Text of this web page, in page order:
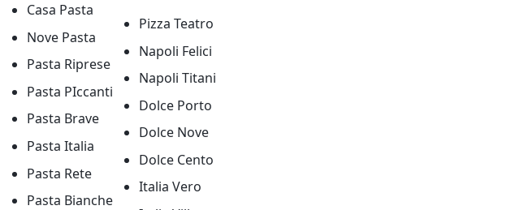
Casa Pasta
Nove Pasta
Pasta Riprese
Pasta PIccanti
Pasta Brave
Pasta Italia
Pasta Rete
Pasta Bianche
Pizza Teatro
Napoli Felici
Napoli Titani
Dolce Porto
Dolce Nove
Dolce Cento
Italia Vero